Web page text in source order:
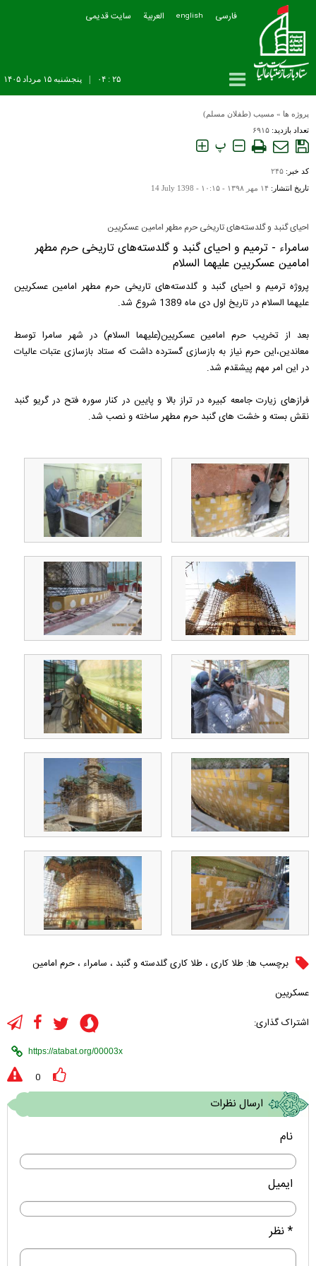
فارسی english العربیة سایت قدیمی
پنجشنبه ۱۵ مرداد ۱۴۰۵ ۲۵ : ۰۴
پروژه ها » مسیب (طفلان مسلم)
تعداد بازدید: ۶۹۱۵
پ
کد خبر: ۲۴۵
تاریخ انتشار: ۱۴ مهر ۱۳۹۸ - ۱۰:۱۵ - 14 July 1398
احیای گنبد و گلدسته‌های تاریخی حرم مطهر امامین عسکریین
سامراء - ترمیم و احیای گنبد و گلدسته‌های تاریخی حرم مطهر
امامین عسکریین علیهما السلام
پروژه ترمیم و احیای گنبد و گلدسته‌های تاریخی حرم مطهر امامین عسکریین
علیهما السلام در تاریخ اول دی ماه 1389 شروع شد.
بعد از تخریب حرم امامین عسکریین(علیهما السلام) در شهر سامرا توسط
معاندین،این حرم نیاز به بازسازی گسترده داشت که ستاد بازسازی عتبات عالیات
در این امر مهم پیشقدم شد.
فرازهای زیارت جامعه کبیره در تراز بالا و پایین در کنار سوره فتح در گریو گنبد
نقش بسته و خشت های گنبد حرم مطهر ساخته و نصب شد.
برچسب ها: طلا کاری ، طلا کاری گلدسته و گنبد ، سامراء ، حرم امامین
عسکریین
اشتراک گذاری:
0
ارسال نظرات
نام
ایمیل
* نظر